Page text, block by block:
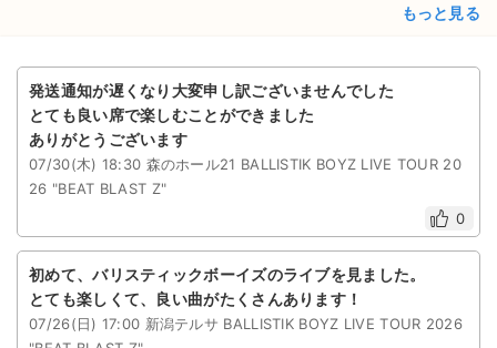
もっと見る
発送通知が遅くなり大変申し訳ございませんでした
とても良い席で楽しむことができました
ありがとうございます
07/30(木) 18:30 森のホール21 BALLISTIK BOYZ LIVE TOUR 20
26 "BEAT BLAST Z"
0
初めて、バリスティックボーイズのライブを見ました。
とても楽しくて、良い曲がたくさんあります！
07/26(日) 17:00 新潟テルサ BALLISTIK BOYZ LIVE TOUR 2026